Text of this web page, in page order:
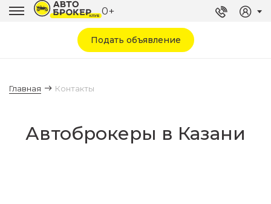
0+
Подать объявление
Контакты
Главная Контакты
Автоброкеры в Казани